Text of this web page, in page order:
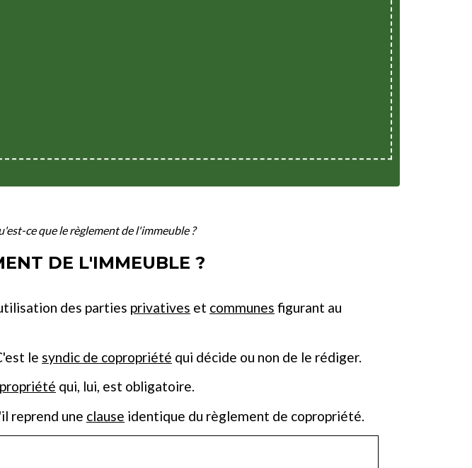
ce que le règlement de l'immeuble ?
DE L'IMMEUBLE ?
des parties privatives et communes figurant au
le syndic de copropriété qui décide ou non de le rédiger.
qui, lui, est obligatoire.
reprend une clause identique du règlement de copropriété.